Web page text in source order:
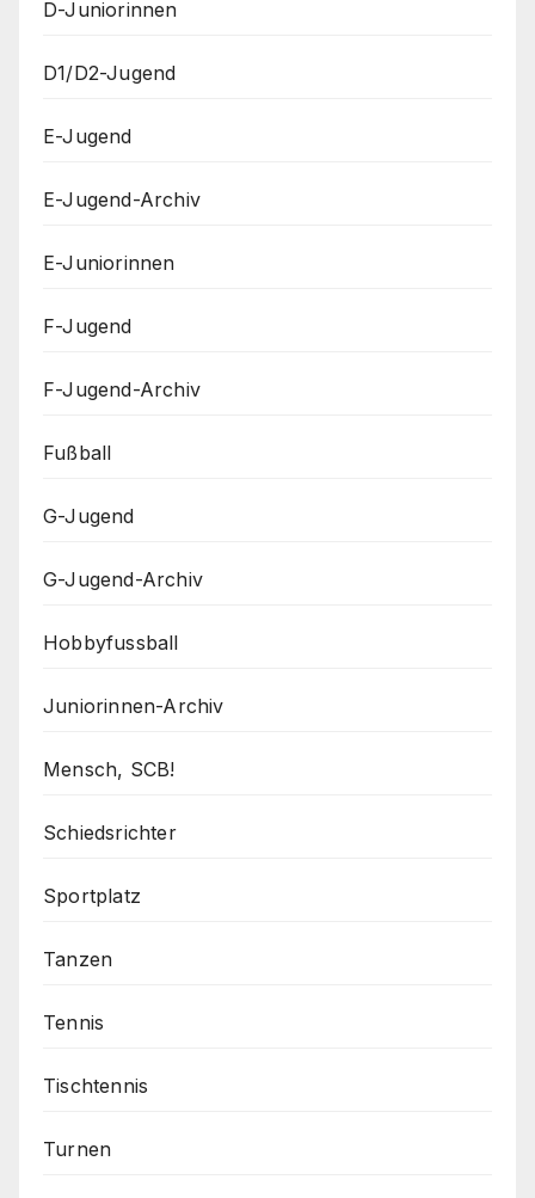
D-Juniorinnen
D1/D2-Jugend
E-Jugend
E-Jugend-Archiv
E-Juniorinnen
F-Jugend
F-Jugend-Archiv
Fußball
G-Jugend
G-Jugend-Archiv
Hobbyfussball
Juniorinnen-Archiv
Mensch, SCB!
Schiedsrichter
Sportplatz
Tanzen
Tennis
Tischtennis
Turnen